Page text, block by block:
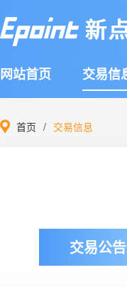
网站首页 交易信
首页 交易信息
交易公告